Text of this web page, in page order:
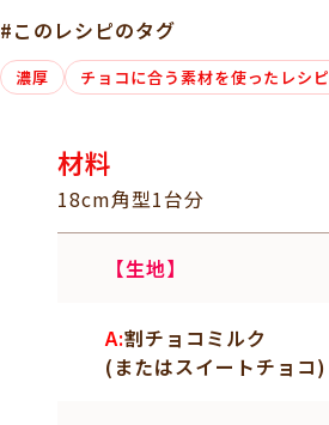
#このレシピのタグ
濃厚 チョコに合う素材を使ったレシピ
材料
18cm角型1台分
【生地】
A:割チョコミルク
(またはスイートチョコ)